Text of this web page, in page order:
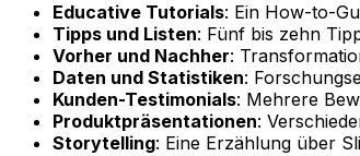
Educative Tutorials: Ein How-to-
Tipps und Listen: Fünf bis zehn
Vorher und Nachher:
Daten und Statistiken:
Kunden-Testimonials: Mehrere
Produktpräsentationen:
Storytelling: Eine Erzählung über